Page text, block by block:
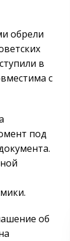
обрели
в
с
под
об